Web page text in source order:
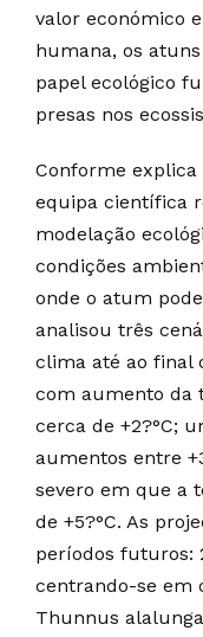
valor económico
humana, os
papel ecológico
presas nos
Conforme
equipa científica
modelação
condições
onde o atum
analisou três
clima até ao final
com aumento da
cerca de +2?°C;
aumentos entre
severo em que a
de +5?°C. As
períodos futuros:
centrando-se em
Thunnus